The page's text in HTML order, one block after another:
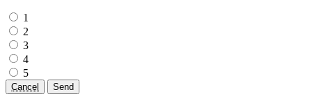
1
2
3
4
5
Cancel Send